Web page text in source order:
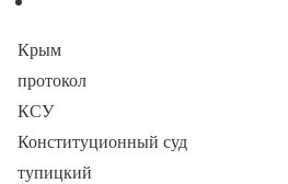
Крым
протокол
КСУ
Конституционный суд
тупицкий